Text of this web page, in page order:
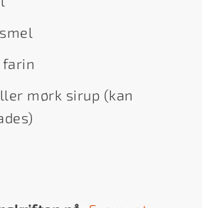
farin
mørk sirup (kan